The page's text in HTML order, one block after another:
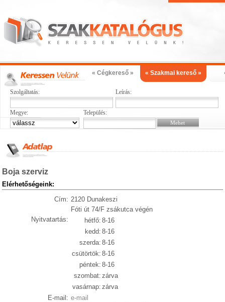
« Cégkereső » « Szakmai kereső »
Szolgáltatás: Leírás:
Megye: Település:
Boja szerviz
Elérhetőségeink:
Cím: 2120 Dunakeszi
Fóti út 74/F zsákutca végén
Nyitvatartás:
hétfő: 8-16
kedd: 8-16
szerda: 8-16
csütörtök: 8-16
péntek: 8-16
szombat: zárva
vasárnap: zárva
E-mail: e-mail